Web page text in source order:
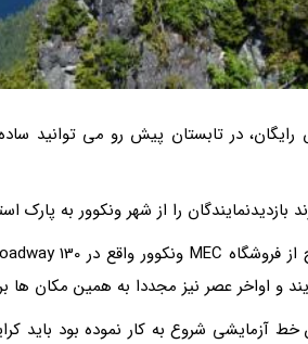
در تابستان پیش رو می توانید
خط آزمایشی شروع به کار نموده بود باید